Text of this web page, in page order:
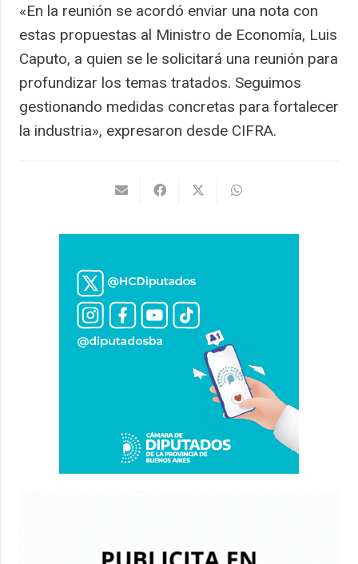
«En la reunión se acordó enviar una nota con
estas propuestas al Ministro de Economía, Luis
Caputo, a quien se le solicitará una reunión para
profundizar los temas tratados. Seguimos
gestionando medidas concretas para fortalecer
la industria», expresaron desde CIFRA.